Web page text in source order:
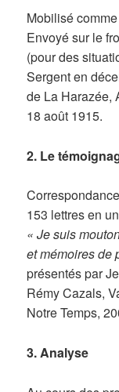
Mobilisé
Envoyé sur le
(pour des
Sergent en
de La Harazée,
18 août 1915.
2. Le
153 lettres en
« Je suis
et mémoires de
présentés par
Rémy Cazals,
Notre Temps,
3. Analyse